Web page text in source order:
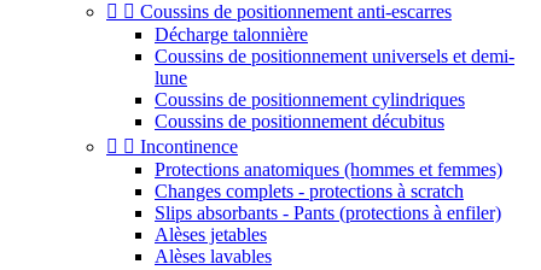
  Coussins de positionnement anti-escarres
Décharge talonnière
Coussins de positionnement universels et demi-
lune
Coussins de positionnement cylindriques
Coussins de positionnement décubitus
  Incontinence
Protections anatomiques (hommes et femmes)
Changes complets - protections à scratch
Slips absorbants - Pants (protections à enfiler)
Alèses jetables
Alèses lavables